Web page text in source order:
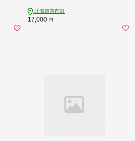
北海道苫前町
17,000 円